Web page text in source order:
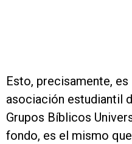
Esto, precisamente,
asociación estudiantil
Grupos Bíblicos
fondo, es el mismo